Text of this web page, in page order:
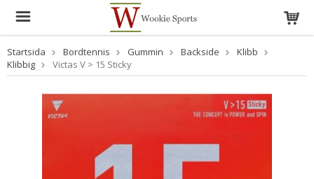
Startsida Bordtennis Gummin Backside
Klibb
Klibbig
Victas V > 15 Sticky